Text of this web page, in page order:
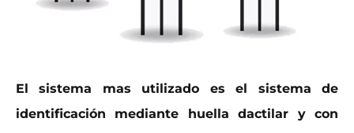
El sistema mas utilizado es el sistema de
identificación mediante huella dactilar y con